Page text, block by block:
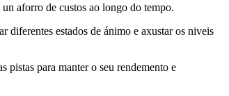
aforro de custos ao longo do tempo.
diferentes estados de ánimo e axustar os niveis
pistas para manter o seu rendemento e